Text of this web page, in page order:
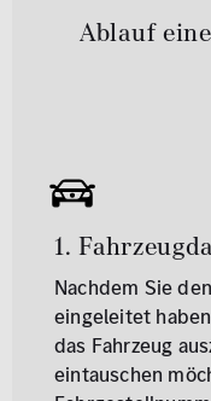
Ablauf
1.
Nachdem Sie
eingeleitet
das Fahrzeug
eintauschen